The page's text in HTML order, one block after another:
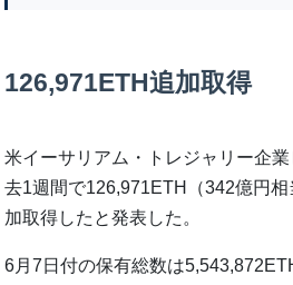
126,971ETH追加取得
米イーサリアム・トレジャリー企
去1週間で126,971ETH（342億円
加取得したと発表した。
6月7日付の保有総数は